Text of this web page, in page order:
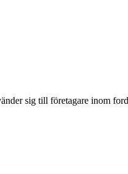
sig till företagare inom